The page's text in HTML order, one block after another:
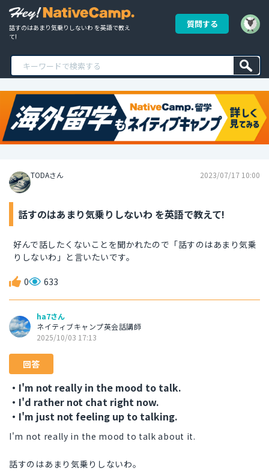
話すのはあまり気乗りしないわ を英語で教え
て!
質問する
TODAさん 2023/07/17 10:00
話すのはあまり気乗りしないわ を英語で教えて!
好んで話したくないことを聞かれたので「話すのはあまり気乗
りしないわ」と言いたいです。
0 633
ha7さん
ネイティブキャンプ英会話講師
2025/10/03 17:13
回答
・I'm not really in the mood to talk.
・I'd rather not chat right now.
・I'm just not feeling up to talking.
I'm not really in the mood to talk about it.
話すのはあまり気乗りしないわ。